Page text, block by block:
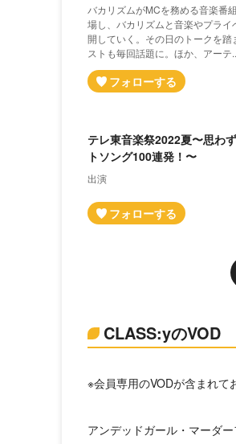
バカリズムがMCを務める音楽番
場し、バカリズムと音楽やプラ
開していく。その日のトークを
ストも毎回話題に。ほか、アーテ
テレ東音楽祭2022夏〜思わ
トソング100連発！〜
出演
CLASS:yのVOD
※会員専用のVODが含まれて
アンデッドガール・マーダー